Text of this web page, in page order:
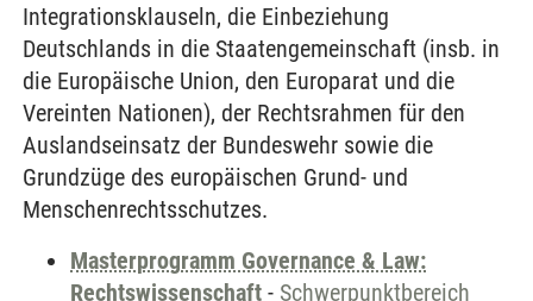
Integrationsklauseln, die Einbeziehung
Deutschlands in die Staatengemeinschaft (insb. in
die Europäische Union, den Europarat und die
Vereinten Nationen), der Rechtsrahmen für den
Auslandseinsatz der Bundeswehr sowie die
Grundzüge des europäischen Grund- und
Menschenrechtsschutzes.
Masterprogramm Governance & Law:
Rechtswissenschaft - Schwerpunktbereich